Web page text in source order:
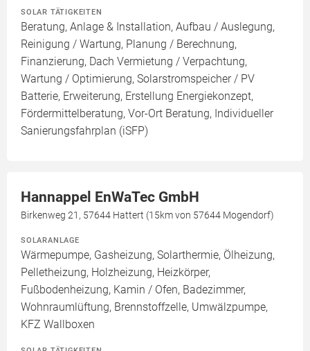
SOLAR TÄTIGKEITEN
Beratung, Anlage & Installation, Aufbau / Auslegung,
Reinigung / Wartung, Planung / Berechnung,
Finanzierung, Dach Vermietung / Verpachtung,
Wartung / Optimierung, Solarstromspeicher / PV
Batterie, Erweiterung, Erstellung Energiekonzept,
Fördermittelberatung, Vor-Ort Beratung, Individueller
Sanierungsfahrplan (iSFP)
Hannappel EnWaTec GmbH
Birkenweg 21, 57644 Hattert (15km von 57644 Mogendorf)
SOLARANLAGE
Wärmepumpe, Gasheizung, Solarthermie, Ölheizung,
Pelletheizung, Holzheizung, Heizkörper,
Fußbodenheizung, Kamin / Ofen, Badezimmer,
Wohnraumlüftung, Brennstoffzelle, Umwälzpumpe,
KFZ Wallboxen